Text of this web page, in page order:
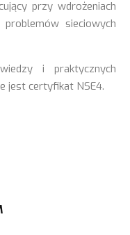
przy wdrożeniach
sieciowych
i praktycznych
jest certyfikat NSE4.